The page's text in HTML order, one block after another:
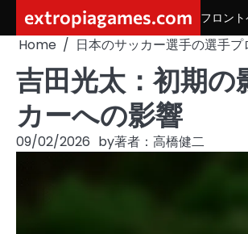
content
extropiagames.com フロン
Home 日本のサッカー選手の選手
吉田光太：初期
カーへの影響
09/02/2026 by著者：高橋健二